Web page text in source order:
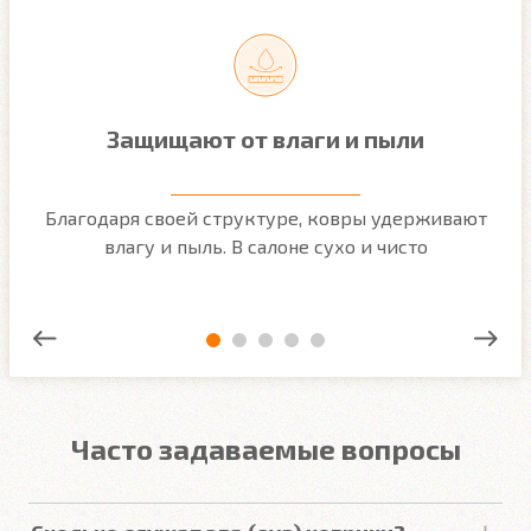
Защищают от влаги и пыли
Благодаря своей структуре, ковры удерживают
влагу и пыль. В салоне сухо и чисто
Часто задаваемые вопросы